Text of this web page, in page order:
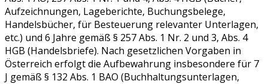
Aufzeichnungen, Lageberichte, Buchungsbelege,
Handelsbücher, für Besteuerung relevanter Unterlagen,
etc.) und 6 Jahre gemäß § 257 Abs. 1 Nr. 2 und 3, Abs. 4
HGB (Handelsbriefe). Nach gesetzlichen Vorgaben in
Österreich erfolgt die Aufbewahrung insbesondere für 7
J gemäß § 132 Abs. 1 BAO (Buchhaltungsunterlagen,